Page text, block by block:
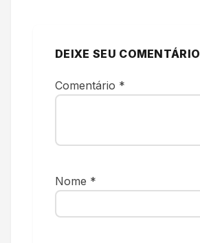
DEIXE SEU COMENTÁRIO
Comentário *
Nome *